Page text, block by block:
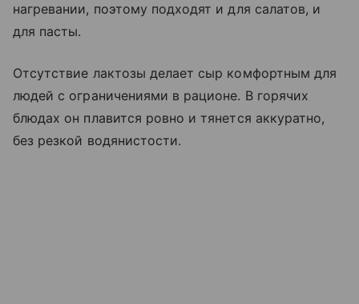
нагревании, поэтому подходят и для салатов, и
для пасты.
Отсутствие лактозы делает сыр комфортным для
людей с ограничениями в рационе. В горячих
блюдах он плавится ровно и тянется аккуратно,
без резкой водянистости.